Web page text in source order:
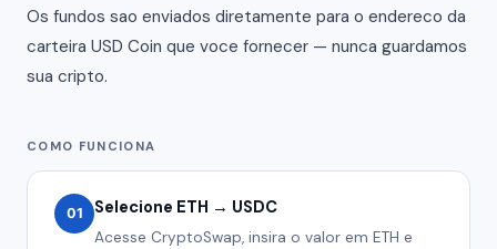
Os fundos sao enviados diretamente para o endereco da
carteira USD Coin que voce fornecer — nunca guardamos
sua cripto.
COMO FUNCIONA
01 Selecione ETH → USDC
Acesse CryptoSwap, insira o valor em ETH e